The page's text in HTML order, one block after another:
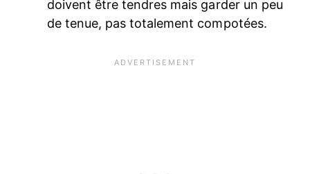
doivent être tendres mais garder un peu
de tenue, pas totalement compotées.